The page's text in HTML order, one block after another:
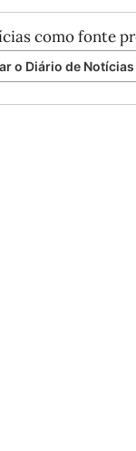
como fonte
o Diário de